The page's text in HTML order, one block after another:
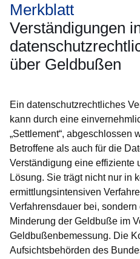
Merkblatt
Verständigungen
über Geldbußen
Ein datenschutzrechtliches
kann durch eine
„Settlement“, abgeschlossen
Betroffene als auch für die
Verständigung eine effiziente
Lösung. Sie trägt nicht nur in
ermittlungsintensiven
Verfahrensdauer bei,
Minderung der Geldbuße im
Geldbußenbemessung. Die
Aufsichtsbehörden des